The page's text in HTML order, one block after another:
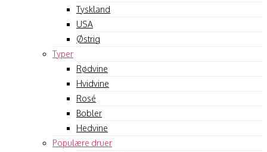
Tyskland
USA
Østrig
Typer
Rødvine
Hvidvine
Rosé
Bobler
Hedvine
Populære druer